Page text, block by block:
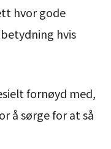
hvor gode
hvis
fornøyd med,
å sørge for at så